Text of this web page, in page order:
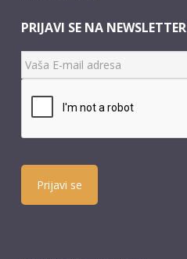
PRIJAVI SE NA NEWSLETTER
Prijavi se